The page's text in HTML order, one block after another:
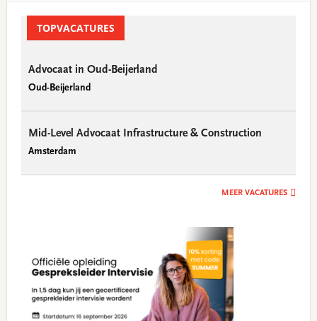
SidebarTOPVACATURES
Advocaat in Oud-Beijerland
Oud-Beijerland
Mid-Level Advocaat Infrastructure & Construction
Amsterdam
MEER VACATURES